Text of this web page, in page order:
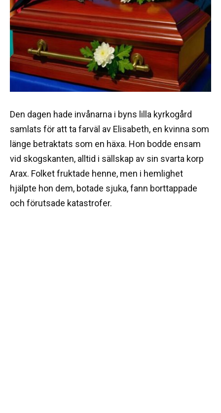
Den dagen hade invånarna i byns lilla kyrkogård
samlats för att ta farväl av Elisabeth, en kvinna som
länge betraktats som en häxa. Hon bodde ensam
vid skogskanten, alltid i sällskap av sin svarta korp
Arax. Folket fruktade henne, men i hemlighet
hjälpte hon dem, botade sjuka, fann borttappade
och förutsade katastrofer.